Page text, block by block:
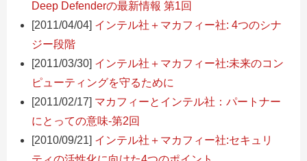
Deep Defenderの最新情報 第1回
[2011/04/04] インテル社＋マカフィー社: 4つのシナ
ジー段階
[2011/03/30] インテル社＋マカフィー社:未来のコン
ピューティングを守るために
[2011/02/17] マカフィーとインテル社：パートナー
にとっての意味-第2回
[2010/09/21] インテル社＋マカフィー社:セキュリ